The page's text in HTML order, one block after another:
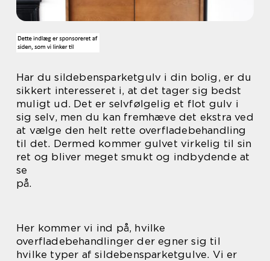
Har du sildebensparketgulv i din bolig, er du
sikkert interesseret i, at det tager sig bedst
muligt ud. Det er selvfølgelig et flot gulv i
sig selv, men du kan fremhæve det ekstra ved
at vælge den helt rette overfladebehandling
til det. Dermed kommer gulvet virkelig til sin
ret og bliver meget smukt og indbydende at
se
på.
Her kommer vi ind på, hvilke
overfladebehandlinger der egner sig til
hvilke typer af sildebensparketgulve. Vi er